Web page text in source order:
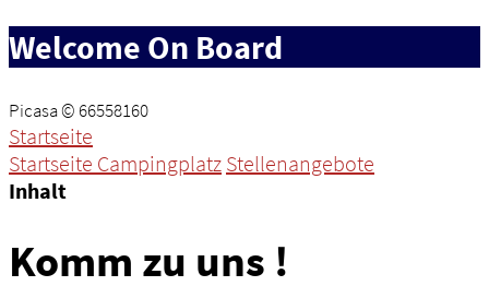
Welcome On Board
Picasa © 66558160
Startseite
Startseite Campingplatz Stellenangebote
Inhalt
Komm zu uns !